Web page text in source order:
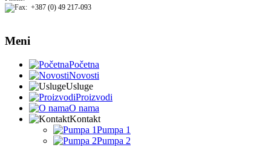
+387 (0) 49 217-093​
Meni
Početna
Novosti
Usluge
Proizvodi
O nama
Kontakt
Pumpa 1
Pumpa 2